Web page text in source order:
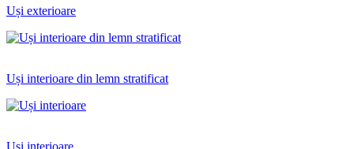
Uși exterioare
Uși interioare din lemn stratificat
Uși interioare